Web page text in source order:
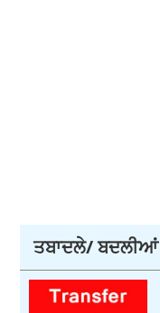
ਤਬਾਦਲੇ/ ਬਦਲੀਆਂ